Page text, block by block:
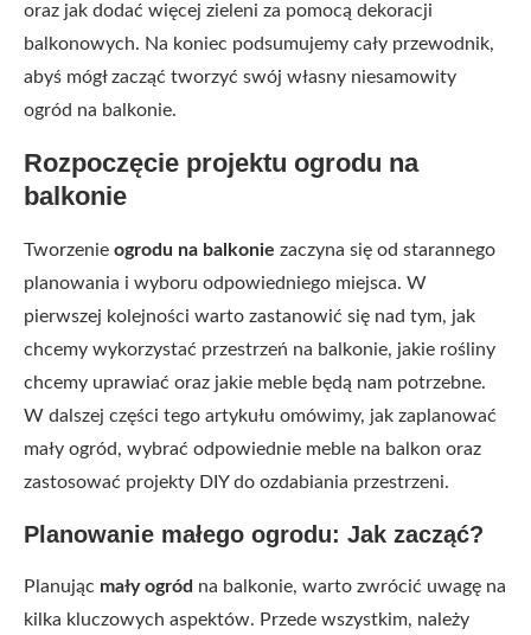
oraz jak dodać więcej zieleni za pomocą dekoracji
balkonowych. Na koniec podsumujemy cały przewodnik,
abyś mógł zacząć tworzyć swój własny niesamowity
ogród na balkonie.
Rozpoczęcie projektu ogrodu na
balkonie
Tworzenie ogrodu na balkonie zaczyna się od starannego
planowania i wyboru odpowiedniego miejsca. W
pierwszej kolejności warto zastanowić się nad tym, jak
chcemy wykorzystać przestrzeń na balkonie, jakie rośliny
chcemy uprawiać oraz jakie meble będą nam potrzebne.
W dalszej części tego artykułu omówimy, jak zaplanować
mały ogród, wybrać odpowiednie meble na balkon oraz
zastosować projekty DIY do ozdabiania przestrzeni.
Planowanie małego ogrodu: Jak zacząć?
Planując mały ogród na balkonie, warto zwrócić uwagę na
kilka kluczowych aspektów. Przede wszystkim, należy